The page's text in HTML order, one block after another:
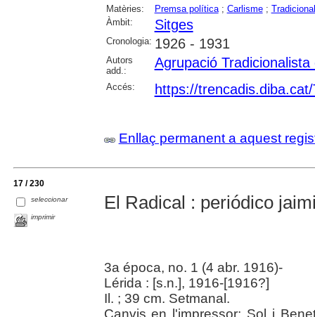
Matèries: Premsa política; Carlisme;
Àmbit:
Sitges
Cronologia: 1926 - 1931
Autors
add.:
Agrupació Tradicionalista
Accés: https://
Enllaç permanent a aquest
17 / 230
seleccionar
imprimir
El Radical : periódico
3a época, no. 1 (4 abr. 1916)-
Lérida : [s.n.], 1916-[1916?]
Il. ; 39 cm. Setmanal.
Canvis en l'impressor: Sol i